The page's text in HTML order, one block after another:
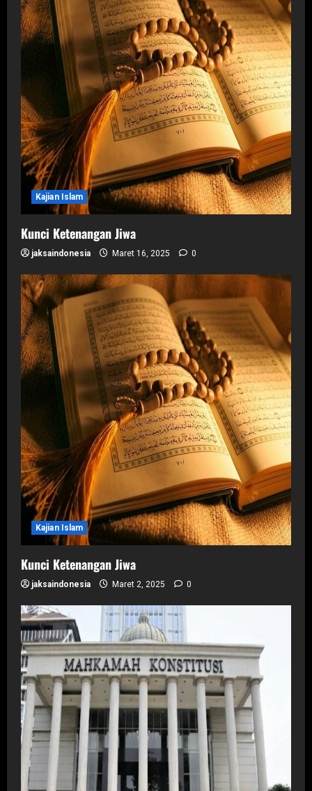
Kajian Islam
Kunci Ketenangan Jiwa
jaksaindonesia Maret 16, 2025 0
Kajian Islam
Kunci Ketenangan Jiwa
jaksaindonesia Maret 2, 2025 0